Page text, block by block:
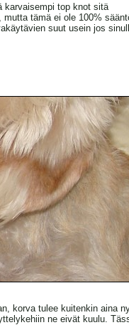
karvaisempi top knot sitä
tämä ei ole 100%
suut usein jos
korva tulee kuitenkin aina
ne eivät kuulu.